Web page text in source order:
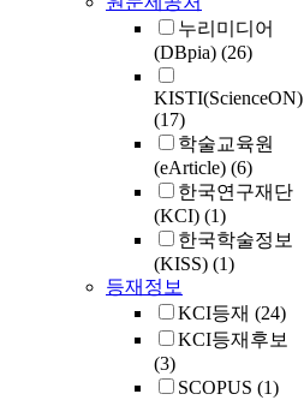
누리미디어
(DBpia) (26)
KISTI(ScienceON)
(17)
학술교육원
(eArticle) (6)
한국연구재단
(KCI) (1)
한국학술정보
(KISS) (1)
등재정보
KCI등재 (24)
KCI등재후보
(3)
SCOPUS (1)